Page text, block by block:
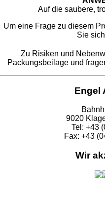
Auf die saubere,
Um eine Frage zu diesem
Sie sich
Zu Risiken und
Packungsbeilage und
Engel
9020
Tel: +43
Fax: +43
Wir